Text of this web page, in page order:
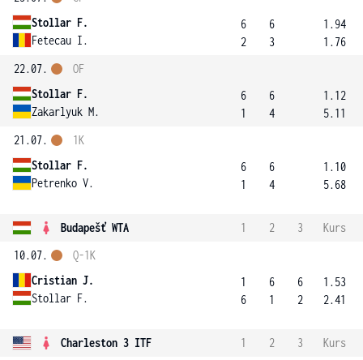
Stollar F.
Fetecau I.
6
2
6
3
1.94
1.76
22.07.
Stollar F.
Zakarlyuk M.
OF
6
1
6
4
1.12
5.11
21.07.
Stollar F.
Petrenko V.
1K
6
1
6
4
1.10
5.68
Budapešť WTA 1 2 3
Kurs
10.07.
Cristian J.
Stollar F.
Q-1K
1
6
6
1
6
2
1.53
2.41
Charleston 3 ITF 1 2 3
Kurs